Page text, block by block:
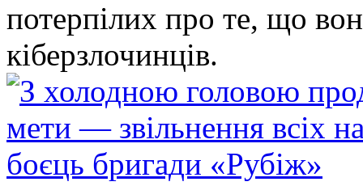
потерпілих про те, що
кіберзлочинців.